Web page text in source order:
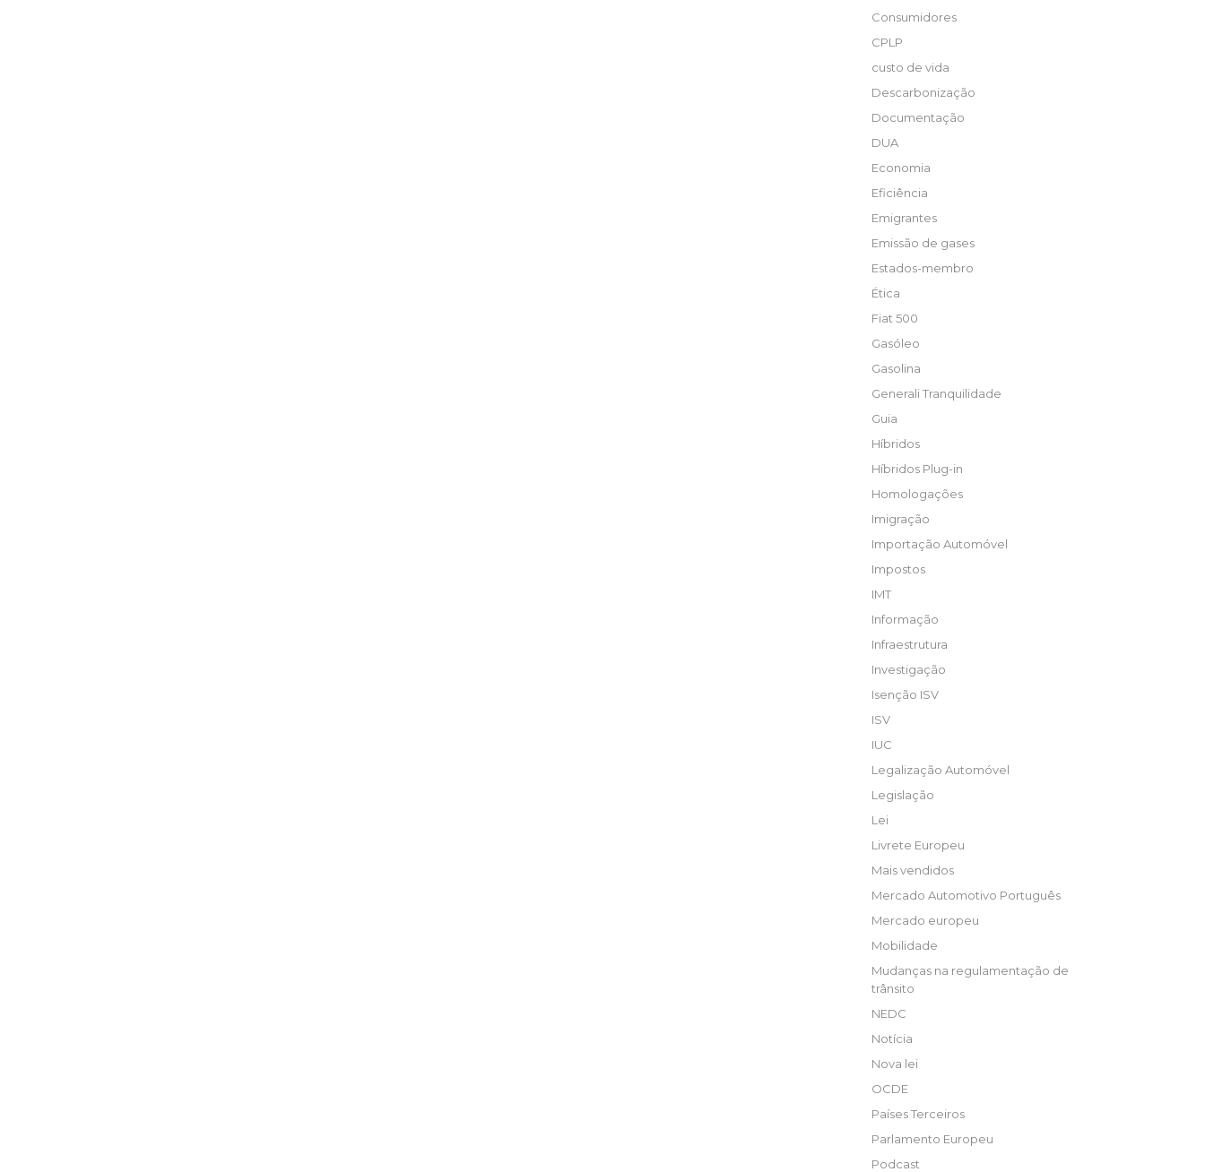
Consumidores
CPLP
custo de vida
Descarbonização
Documentação
DUA
Economia
Eficiência
Emigrantes
Emissão de gases
Estados-membro
Ética
Fiat 500
Gasóleo
Gasolina
Generali Tranquilidade
Guia
Híbridos
Híbridos Plug-in
Homologações
Imigração
Importação Automóvel
Impostos
IMT
Informação
Infraestrutura
Investigação
Isenção ISV
ISV
IUC
Legalização Automóvel
Legislação
Lei
Livrete Europeu
Mais vendidos
Mercado Automotivo Português
Mercado europeu
Mobilidade
Mudanças na regulamentação de
trânsito
NEDC
Notícia
Nova lei
OCDE
Países Terceiros
Parlamento Europeu
Podcast